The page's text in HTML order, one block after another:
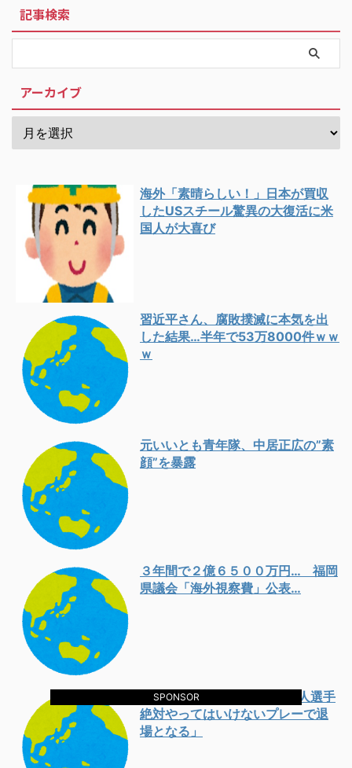
SPONSOR
記事検索
アーカイブ
海外「素晴らしい！」日本が買収
したUSスチール驚異の大復活に米
国人が大喜び
習近平さん、腐敗撲滅に本気を出
した結果…半年で53万8000件ｗｗ
ｗ
元いいとも青年隊、中居正広の”素
顔”を暴露
３年間で２億６５００万円… 福岡
県議会「海外視察費」公表…
韓国人「昨日Jリーグで韓国人選手
絶対やってはいけないプレーで退
場となる」